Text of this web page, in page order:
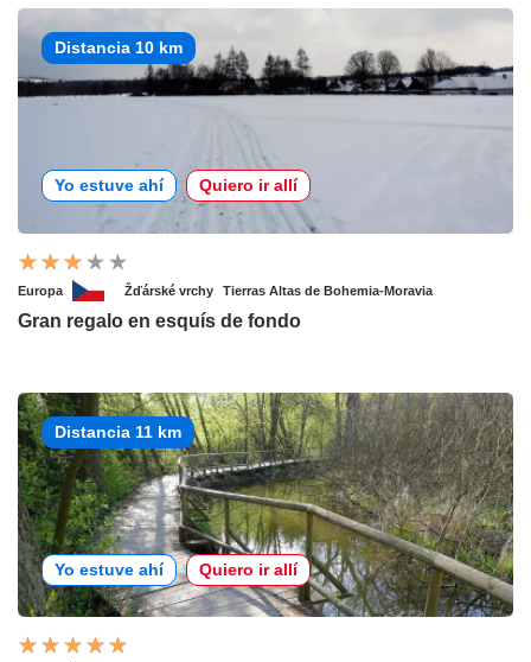
Distancia 10 km
Yo estuve ahí Quiero ir allí
Europa Žďárské vrchy Tierras Altas de Bohemia-Moravia
Gran regalo en esquís de fondo
Distancia 11 km
Yo estuve ahí Quiero ir allí